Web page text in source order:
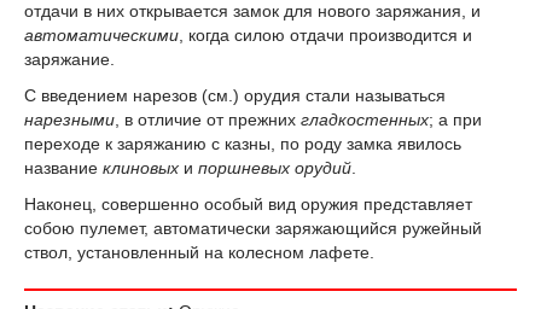
отдачи в них открывается замок для нового заряжания, и
автоматическими, когда силою отдачи производится и
заряжание.
С введением нарезов (см.) орудия стали называться
нарезными , в отличие от прежних гладкостенных; а при
переходе к заряжанию с казны, по роду замка явилось
название клиновых и поршневых орудий
Наконец, совершенно особый вид оружия представляет
собою пулемет, автоматически заряжающийся ружейный
ствол, установленный на колесном лафете.